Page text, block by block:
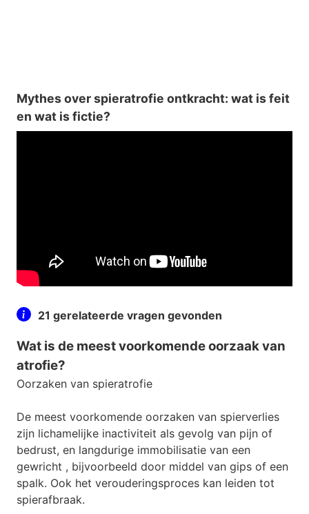
Mythes over spieratrofie ontkracht: wat is feit
en wat is fictie?
21 gerelateerde vragen gevonden
Wat is de meest voorkomende oorzaak van
atrofie?
Oorzaken van spieratrofie
De meest voorkomende oorzaken van spierverlies
zijn lichamelijke inactiviteit als gevolg van pijn of
bedrust, en langdurige immobilisatie van een
gewricht , bijvoorbeeld door middel van gips of een
spalk. Ook het verouderingsproces kan leiden tot
spierafbraak.